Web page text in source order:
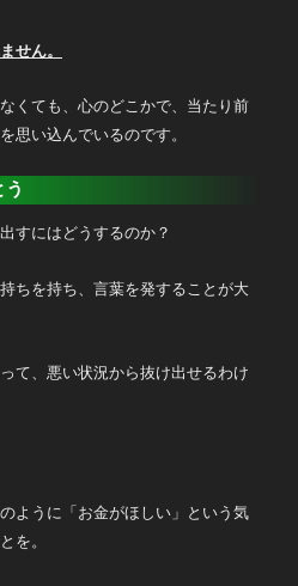
せん。
くても、心のどこかで、当たり前
思い込んでいるのです。
すにはどうするのか？
ちを持ち、言葉を発することが大
て、悪い状況から抜け出せるわけ
ように「お金がほしい」という気
を。